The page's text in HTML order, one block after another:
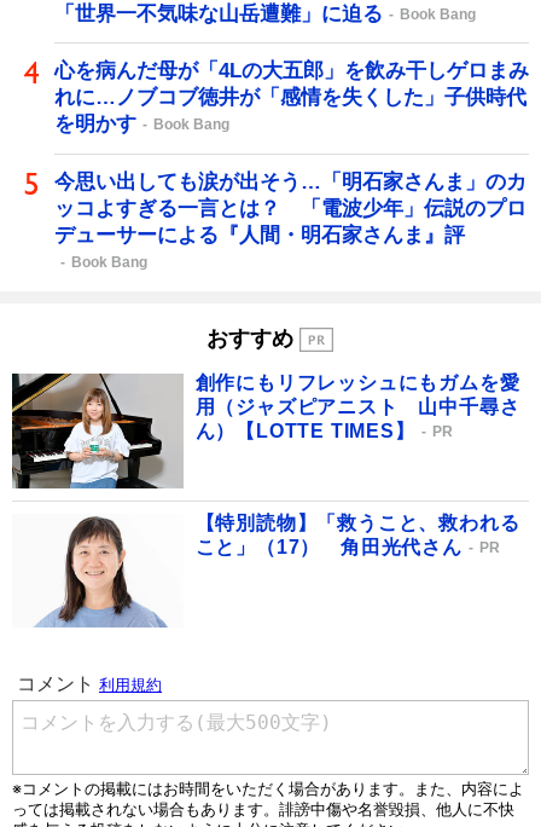
「世界一不気味な山岳遭難」に迫る
Book Bang
心を病んだ母が「4Lの大五郎」を飲み干しゲロまみ
れに…ノブコブ徳井が「感情を失くした」子供時代
を明かす
Book Bang
今思い出しても涙が出そう…「明石家さんま」のカ
ッコよすぎる一言とは？ 「電波少年」伝説のプロ
デューサーによる『人間・明石家さんま』評
Book Bang
おすすめ
創作にもリフレッシュにもガムを愛
用（ジャズピアニスト 山中千尋さ
ん）【LOTTE TIMES】
PR
【特別読物】「救うこと、救われる
こと」（17） 角田光代さん
PR